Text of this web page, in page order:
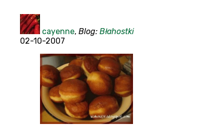
cayenne, Blog: Błahostki
02-10-2007